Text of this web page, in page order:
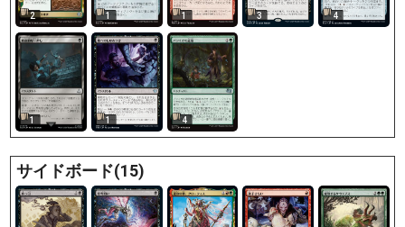
2 1 1 3 4
1 1 4
サイドボード(15)